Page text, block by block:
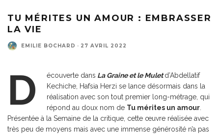
TU MÉRITES UN AMOUR : EMBRASSER
LA VIE
EMILIE BOCHARD · 27 AVRIL 2022
D écouverte dans La Graine et le Muletd’Abdellatif
Kechiche, Hafsia Herzi se lance désormais dans la
réalisation avec son tout premier long-métrage, qui
répond au doux nom de Tu mérites un amour
Présentée à la Semaine de la critique, cette œuvre réalisée avec
très peu de moyens mais avec une immense générosité n’a pas